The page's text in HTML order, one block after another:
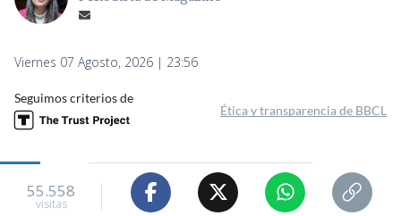
Viernes 07 Agosto, 2026 | 23:56
Seguimos criterios de
Ética y transparencia de BBCL
55.558
visitas